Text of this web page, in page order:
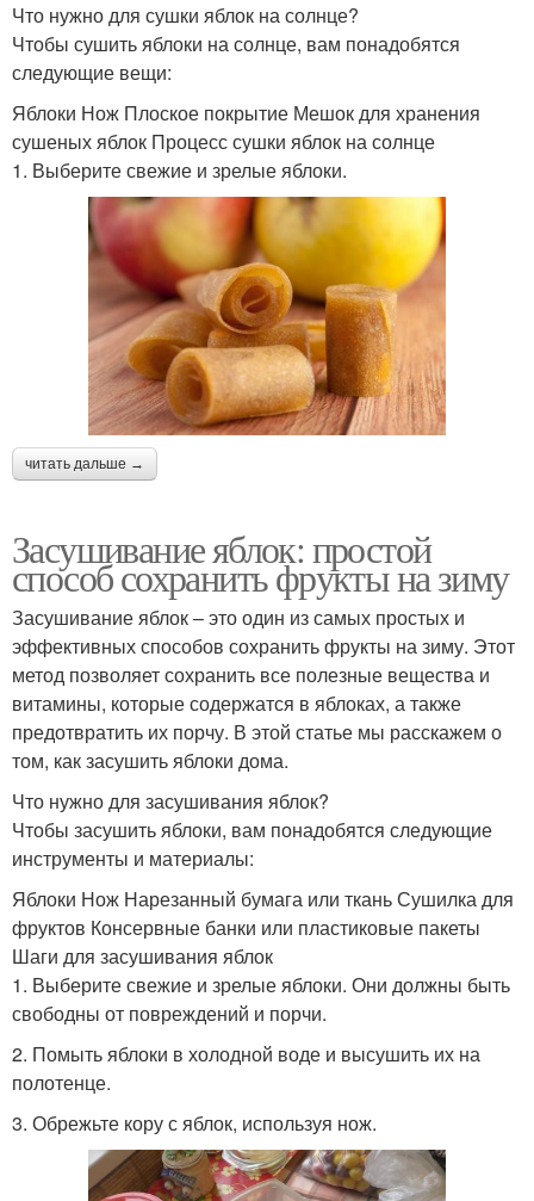
Что нужно для сушки яблок на солнце?
Чтобы сушить яблоки на солнце, вам понадобятся
следующие вещи:
Яблоки Нож Плоское покрытие Мешок для хранения
сушеных яблок Процесс сушки яблок на солнце
1. Выберите свежие и зрелые яблоки.
читать дальше →
Засушивание яблок: простой
способ сохранить фрукты на зиму
Засушивание яблок – это один из самых простых и
эффективных способов сохранить фрукты на зиму. Этот
метод позволяет сохранить все полезные вещества и
витамины, которые содержатся в яблоках, а также
предотвратить их порчу. В этой статье мы расскажем о
том, как засушить яблоки дома.
Что нужно для засушивания яблок?
Чтобы засушить яблоки, вам понадобятся следующие
инструменты и материалы:
Яблоки Нож Нарезанный бумага или ткань Сушилка для
фруктов Консервные банки или пластиковые пакеты
Шаги для засушивания яблок
1. Выберите свежие и зрелые яблоки. Они должны быть
свободны от повреждений и порчи.
2. Помыть яблоки в холодной воде и высушить их на
полотенце.
3. Обрежьте кору с яблок, используя нож.